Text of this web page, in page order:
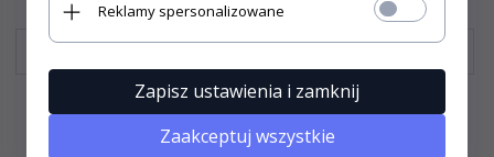
Reklamy spersonalizowane
Zapisz ustawienia i zamknij
Zaakceptuj wszystkie